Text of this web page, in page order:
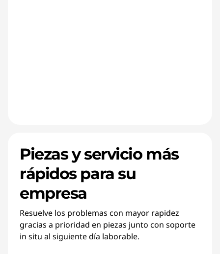
Piezas y servicio más
rápidos para su
empresa
Resuelve los problemas con mayor rapidez
gracias a prioridad en piezas junto con soporte
in situ al siguiente día laborable.